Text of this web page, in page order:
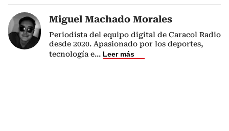
Miguel Machado Morales
Periodista del equipo digital de Caracol Radio
desde 2020. Apasionado por los deportes,
tecnología e... Leer más